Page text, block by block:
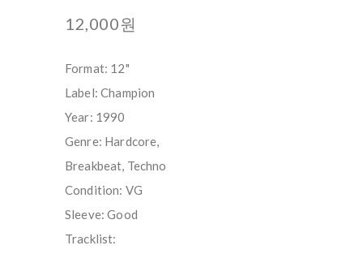
12,000원
Format: 12"
Label: Champion
Year: 1990
Genre: Hardcore,
Breakbeat, Techno
Condition: VG
Sleeve: Good
Tracklist: